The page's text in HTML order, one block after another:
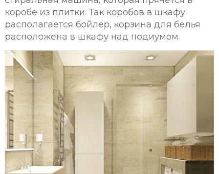
коробе из плитки. Так коробов в шкафу
располагается бойлер, корзина для белья
расположена в шкафу над подиумом.